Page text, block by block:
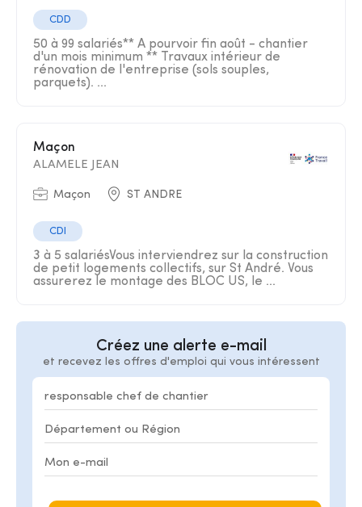
CDD
50 à 99 salariés** A pourvoir fin août - chantier
d'un mois minimum ** Travaux intérieur de
rénovation de l'entreprise (sols souples,
parquets). ...
Maçon
ALAMELE JEAN
Maçon ST ANDRE
CDI
3 à 5 salariésVous interviendrez sur la construction
de petit logements collectifs, sur St André. Vous
assurerez le montage des BLOC US, le ...
Créez une alerte e-mail
et recevez les offres d'emploi qui vous intéressent